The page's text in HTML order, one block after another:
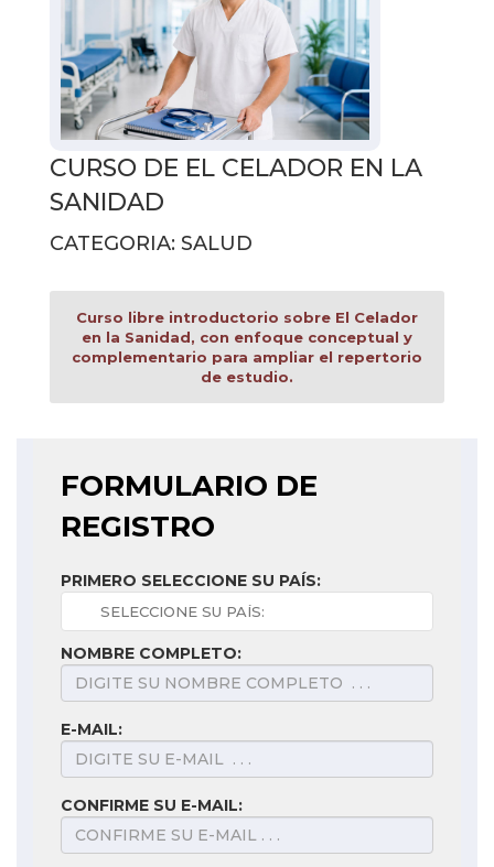
CURSO DE EL CELADOR EN LA
SANIDAD
CATEGORIA: SALUD
Curso libre introductorio sobre El Celador
en la Sanidad, con enfoque conceptual y
complementario para ampliar el repertorio
de estudio.
FORMULARIO DE
REGISTRO
PRIMERO SELECCIONE SU PAÍS:
NOMBRE COMPLETO:
E-MAIL:
CONFIRME SU E-MAIL: